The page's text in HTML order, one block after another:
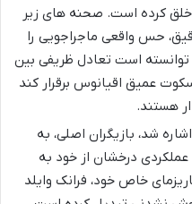
خلق کرده است. صحنه های زیر
حس واقعی ماجراجویی را
است تعادل ظریفی بین
عمیق اقیانوس برقرار کند
هستند.
شد، بازیگران اصلی، به
عملکردی درخشان از خود به
خاص خود، فرانک وایلد